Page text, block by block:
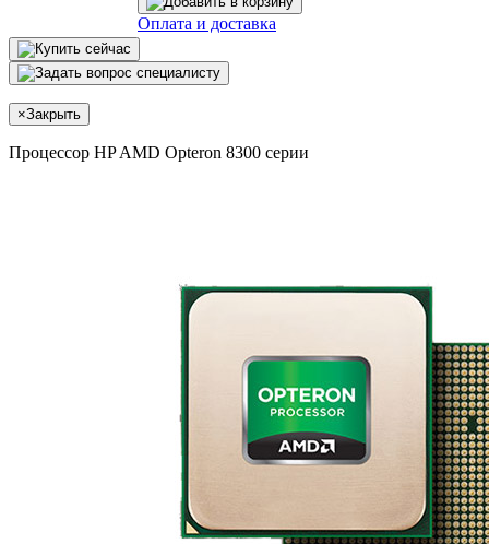
Оплата и доставка
×Закрыть
Процессор HP AMD Opteron 8300 серии